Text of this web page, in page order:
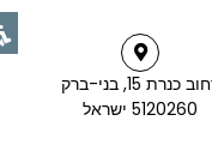
15, בני-ברק
5120260 ישראל